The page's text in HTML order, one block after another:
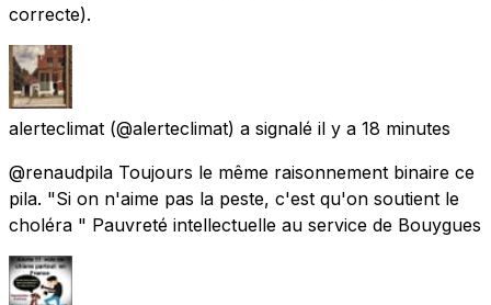
correcte).
alerteclimat (@alerteclimat) a signalé il y a 18 minutes
@renaudpila Toujours le même raisonnement binaire ce
pila. "Si on n'aime pas la peste, c'est qu'on soutient le
choléra " Pauvreté intellectuelle au service de Bouygues